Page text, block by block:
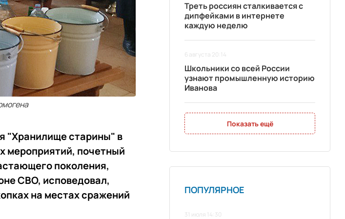
"Хранилище старины" в
мероприятий, почетный
поколения,
СВО, исповедовал,
на местах сражений
Треть россиян сталкивается с
дипфейками в интернете
каждую неделю
6 августа 20:14
Школьники со всей России
узнают промышленную историю
Иванова
Показать ещё
ПОПУЛЯРНОЕ
31 июля 14:30